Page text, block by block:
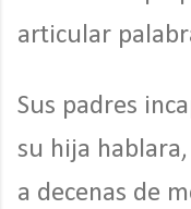
articular
Sus padres
su hija
a decenas de